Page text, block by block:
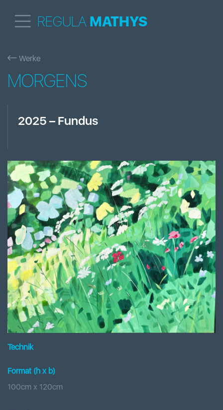
REGULA MATHYS
Werke
MORGENS
2025 – Fundus
Technik
Format (h x b)
100cm x 120cm